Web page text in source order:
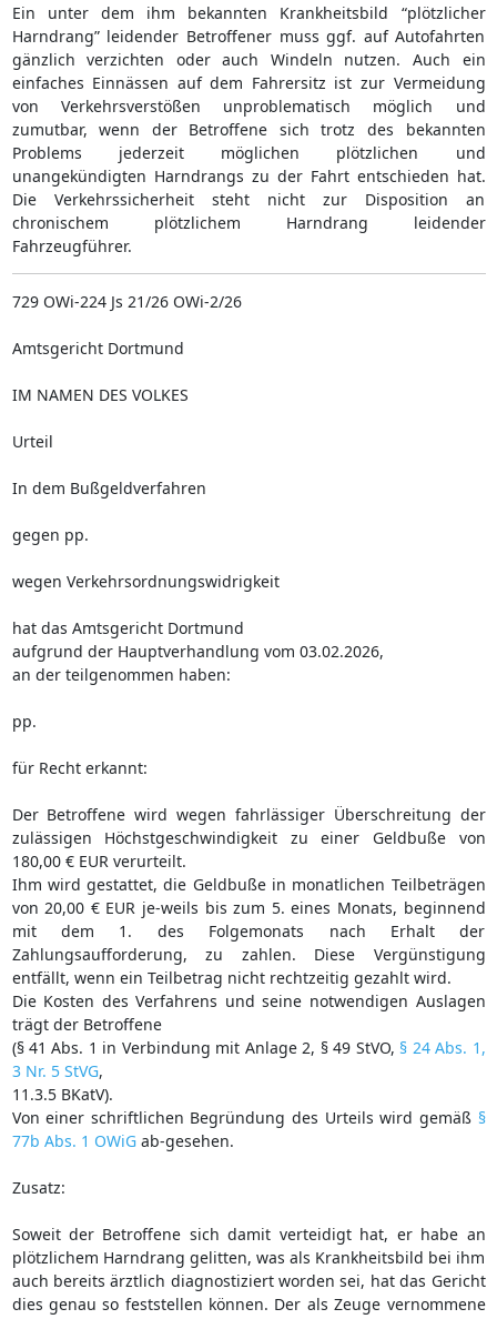
Ein unter dem ihm bekannten Krankheitsbild “plötzlicher
Harndrang” leidender Betroffener muss ggf. auf Autofahrten
gänzlich verzichten oder auch Windeln nutzen. Auch ein
einfaches Einnässen auf dem Fahrersitz ist zur Vermeidung
von Verkehrsverstößen unproblematisch möglich und
zumutbar, wenn der Betroffene sich trotz des bekannten
Problems jederzeit möglichen plötzlichen und
unangekündigten Harndrangs zu der Fahrt entschieden hat.
Die Verkehrssicherheit steht nicht zur Disposition an
chronischem plötzlichem Harndrang leidender
Fahrzeugführer.
729 OWi-224 Js 21/26 OWi-2/26
Amtsgericht Dortmund
IM NAMEN DES VOLKES
Urteil
In dem Bußgeldverfahren
gegen pp.
wegen Verkehrsordnungswidrigkeit
hat das Amtsgericht Dortmund
aufgrund der Hauptverhandlung vom 03.02.2026,
an der teilgenommen haben:
pp.
für Recht erkannt:
Der Betroffene wird wegen fahrlässiger Überschreitung der
zulässigen Höchstgeschwindigkeit zu einer Geldbuße von
180,00 € EUR verurteilt.
Ihm wird gestattet, die Geldbuße in monatlichen Teilbeträgen
von 20,00 € EUR je-weils bis zum 5. eines Monats, beginnend
mit dem 1. des Folgemonats nach Erhalt der
Zahlungsaufforderung, zu zahlen. Diese Vergünstigung
entfällt, wenn ein Teilbetrag nicht rechtzeitig gezahlt wird.
Die Kosten des Verfahrens und seine notwendigen Auslagen
trägt der Betroffene
(§ 41 Abs. 1 in Verbindung mit Anlage 2, § 49 StVO, § 24 Abs. 1,
3 Nr. 5 StVG,
11.3.5 BKatV).
Von einer schriftlichen Begründung des Urteils wird gemäß §
77b Abs. 1 OWiGab-gesehen.
Zusatz:
Soweit der Betroffene sich damit verteidigt hat, er habe an
plötzlichem Harndrang gelitten, was als Krankheitsbild bei ihm
auch bereits ärztlich diagnostiziert worden sei, hat das Gericht
dies genau so feststellen können. Der als Zeuge vernommene